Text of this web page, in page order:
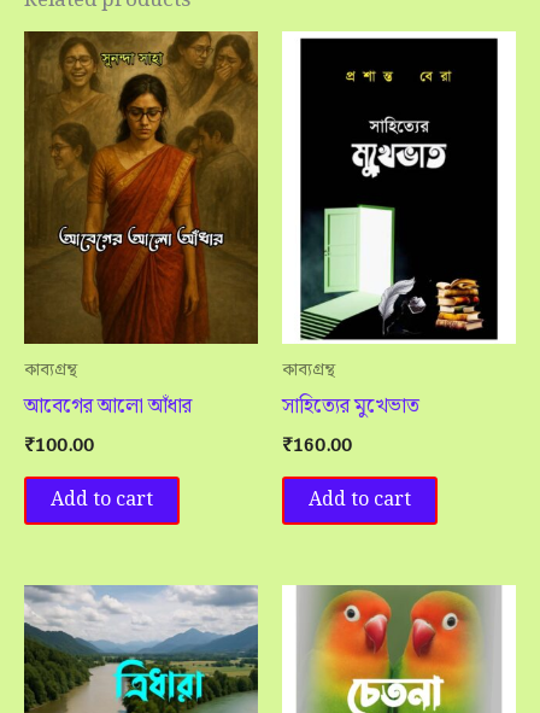
কাব্যগ্রন্থ
আবেগের আলো আঁধার
₹100.00
Add to cart
কাব্যগ্রন্থ
সাহিত্যের মুখেভাত
₹160.00
Add to cart